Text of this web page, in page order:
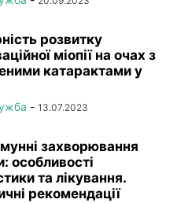
розвитку
міопії на очах з
катарактами у
- 13.07.2023
захворювання
особливості
та лікування.
рекомендації